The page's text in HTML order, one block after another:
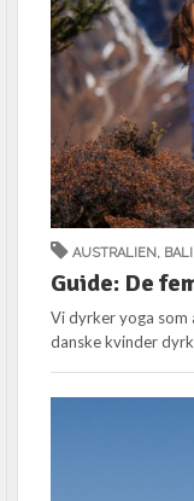
AUSTRALIEN, BALI
Guide: De
Vi dyrker yoga som
danske kvinder